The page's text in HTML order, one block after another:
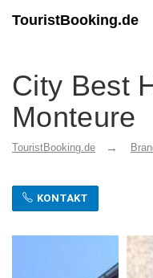
TouristBooking.de
City Best
Monteure
TouristBooking.de
KONTAKT